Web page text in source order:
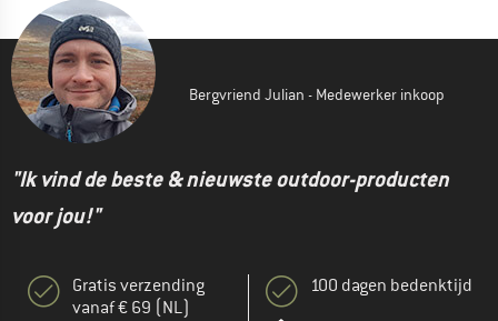
Bergvriend Julian - Medewerker inkoop
"Ik vind de beste & nieuwste outdoor-producten
voor jou!"
Gratis verzending
vanaf € 69 (NL)
100 dagen bedenktijd